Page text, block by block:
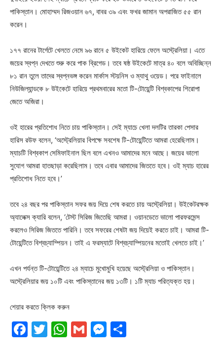
পাকিস্তান। মোহাম্মদ রিজওয়ান ৬৭, বাবর ৩৯ এবং ফখর জামান অপরাজিত ৫৫ রান
করেন।
১৭৭ রানের টার্গেটে খেলতে নেমে ৯৬ রানে ৫ উইকেট হারিয়ে ফেলে অস্ট্রেলিয়া। এতে
জয়ের স্বপ্ন দেখতে শুরু করে পাক ব্রিগেড। তবে ষষ্ঠ উইকেটে মাত্র ৪০ বলে অবিচ্ছিন্ন
৮১ রান তুলে তাদের স্বপ্নভঙ্গ করেন মার্কাস স্টয়নিস ও ম্যাথু ওয়েড। পরে ফাইনালে
নিউজিল্যান্ডকে ৮ উইকেটে হারিয়ে প্রথমবারের মতো টি-টোয়েন্টি বিশ্বকাপের শিরোপা
জেতে অজিরা।
ওই হারের প্রতিশোধ নিতে চায় পাকিস্তান। সেই ম্যাচে খেলা দলটির তারকা পেসার
হারিস রউফ বলেন, ‘অস্ট্রেলিয়ার বিপক্ষে সবশেষ টি-টোয়েন্টিতে আমরা হেরেছিলাম।
ম্যাচটি বিশ্বকাপ সেমিফাইনাল ছিল বলে এখনও আমাদের মনে আছে। জয়ের ভালো
সুযোগ আমরা হাতছাড়া করেছিলাম। তবে এবার আমাদের জিততে হবে। ওই ম্যাচ হারের
প্রতিশোধ নিতে হবে।’
তবে ২৪ বছর পর পাকিস্তান সফর জয় দিয়ে শেষ করতে চায় অস্ট্রেলিয়া। উইকেটরক্ষক
অ্যালেক্স ক্যারি বলেন, ‘টেস্ট সিরিজ জিতেছি আমরা। ওয়ানডেতে ভালো পারফরমেন্স
করলেও সিরিজ জিততে পারিনি। তবে সফরের শেষটা জয় দিয়েই করতে চাই। আমরা টি-
টোয়েন্টিতে বিশ্বচ্যাম্পিয়ন। তাই এ ফরম্যাটে বিশ্বচ্যাম্পিয়নের মতোই খেলতে চাই।’
এখন পর্যন্ত টি-টোয়েন্টিতে ২৪ ম্যাচে মুখোমুখি হয়েছে অস্ট্রেলিয়া ও পাকিস্তান।
অস্ট্রেলিয়ার জয় ১০টি এবং পাকিস্তানের জয় ১৩টি। ১টি ম্যাচ পরিত্যক্ত হয়।
শেয়ার করতে ক্লিক করুন
Facebook
Twitter
WhatsApp
GmailMessenger